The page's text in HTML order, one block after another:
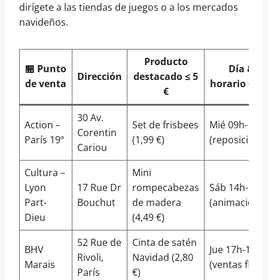
dirígete a las tiendas de juegos o a los mercados
navideños.
🏪 Punto
de venta
Dirección
Producto
destacado ≤ 5
€
Día &
horario
Action –
París 19º
30 Av.
Corentin
Cariou
Set de frisbees
(1,99 €)
Mié 09h-12h
(reposición)
Cultura –
Lyon
Part-
Dieu
17 Rue Dr
Bouchut
Mini
rompecabezas
de madera
(4,49 €)
Sáb 14h-18h
BHV
Marais
52 Rue de
Rivoli,
París
Cinta de satén
Navidad (2,80
€)
Jue 17h-19h
(ventas